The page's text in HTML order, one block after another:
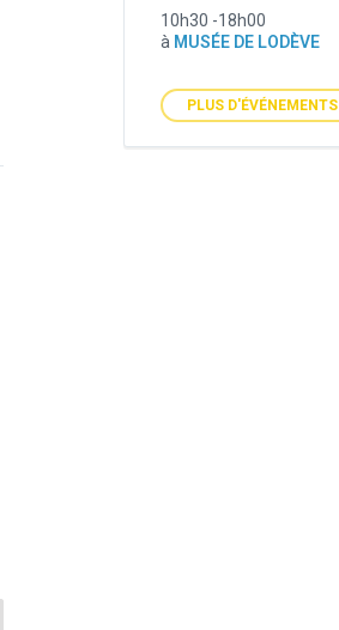
10h30 -18h00
à MUSÉE DE LODÈVE
PLUS D'ÉVÉNEMENTS